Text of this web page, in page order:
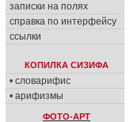
записки на полях
справка по интерфейсу
ссылки
КОПИЛКА СИЗИФА
• словарифис
• арифизмы
ФОТО-АРТ